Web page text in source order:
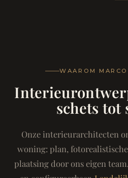
WAAROM
schets tot
Onze interieurarchitecten
woning: plan, fotorealistische
plaatsing door ons eigen